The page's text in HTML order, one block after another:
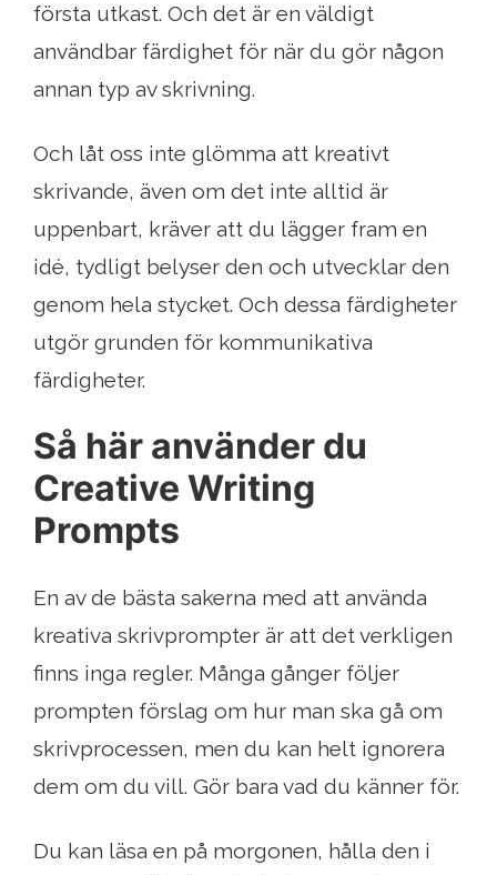
första utkast. Och det är en väldigt
användbar färdighet för när du gör någon
annan typ av skrivning.
Och låt oss inte glömma att kreativt
skrivande, även om det inte alltid är
uppenbart, kräver att du lägger fram en
idé, tydligt belyser den och utvecklar den
genom hela stycket. Och dessa färdigheter
utgör grunden för kommunikativa
färdigheter.
Så här använder du
Creative Writing
Prompts
En av de bästa sakerna med att använda
kreativa skrivprompter är att det verkligen
finns inga regler. Många gånger följer
prompten förslag om hur man ska gå om
skrivprocessen, men du kan helt ignorera
dem om du vill. Gör bara vad du känner för.
Du kan läsa en på morgonen, hålla den i